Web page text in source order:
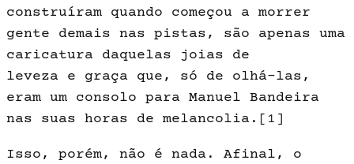
construí­ram quando começou a morrer
gente demais nas pistas, são apenas uma
ca­ricatura daquelas joias de
leveza e gra­ça que, só de olhá-las,
eram um con­solo para Manuel Bandeira
nas suas horas de melancolia. [1]
Isso, porém, não é nada. Afinal, o